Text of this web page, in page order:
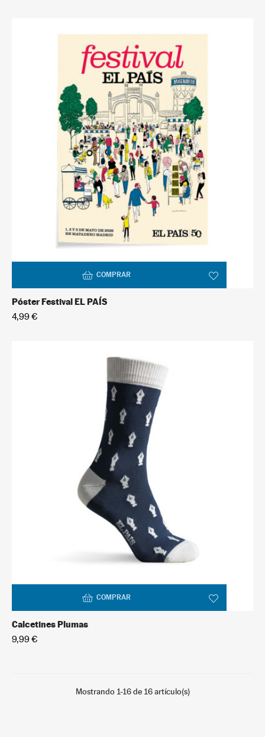
COMPRAR
Póster Festival EL PAÍS
4,99 €
COMPRAR
Calcetines Plumas
9,99 €
Mostrando 1-16 de 16 artículo(s)